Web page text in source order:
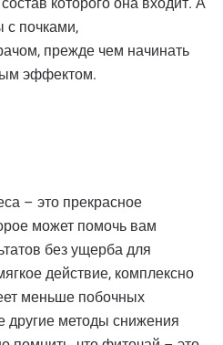
с почками,
прежде чем начинать
эффектом.
– это прекрасное
может помочь вам
без ущерба для
действие, комплексно
меньше побочных
другие методы снижения